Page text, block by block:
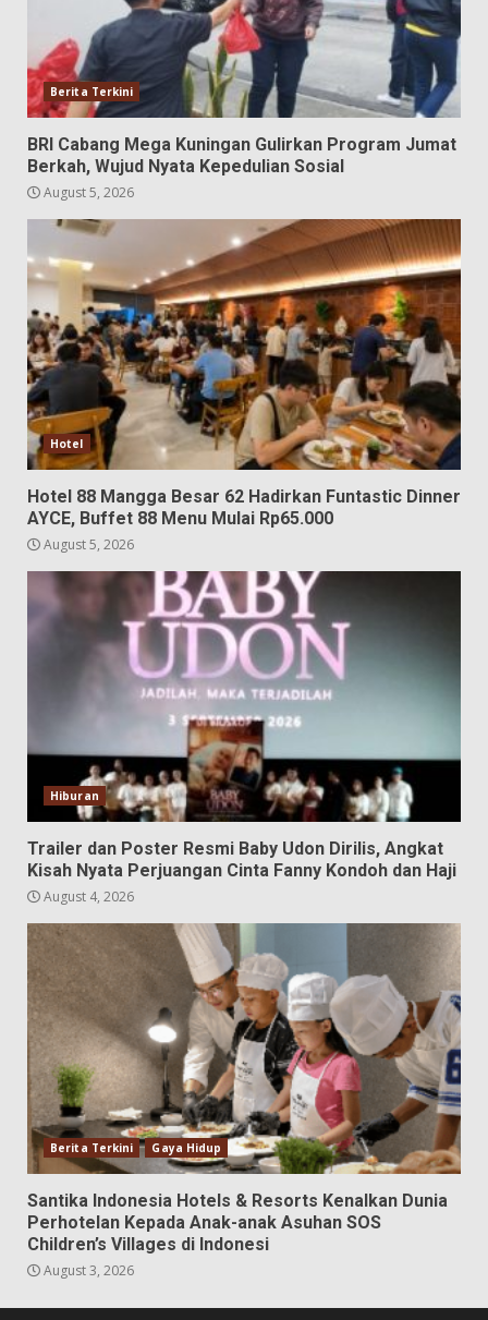
Berita Terkini
BRI Cabang Mega Kuningan Gulirkan Program Jumat
Berkah, Wujud Nyata Kepedulian Sosial
August 5, 2026
Hotel
Hotel 88 Mangga Besar 62 Hadirkan Funtastic Dinner
AYCE, Buffet 88 Menu Mulai Rp65.000
August 5, 2026
Hiburan
Trailer dan Poster Resmi Baby Udon Dirilis, Angkat
Kisah Nyata Perjuangan Cinta Fanny Kondoh dan Haji
August 4, 2026
Berita Terkini Gaya Hidup
Santika Indonesia Hotels & Resorts Kenalkan Dunia
Perhotelan Kepada Anak-anak Asuhan SOS
Children’s Villages di Indonesi
August 3, 2026